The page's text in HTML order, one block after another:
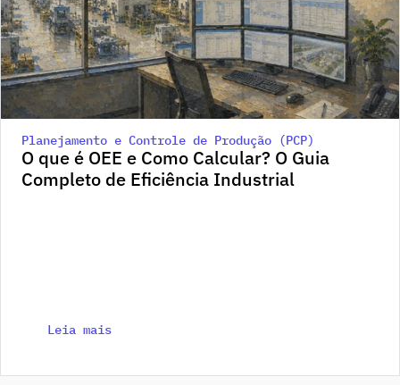
Planejamento e Controle de Produção (PCP)
O que é OEE e Como Calcular? O Guia
Completo de Eficiência Industrial
Leia mais